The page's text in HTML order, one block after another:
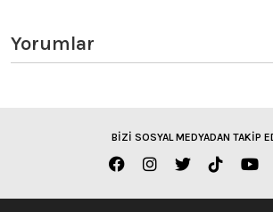
Yorumlar
BİZİ SOSYAL MEDYADAN TAKİP